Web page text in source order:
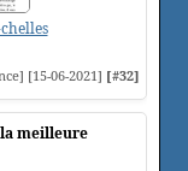
[15-06-2021] [#32]
meilleure